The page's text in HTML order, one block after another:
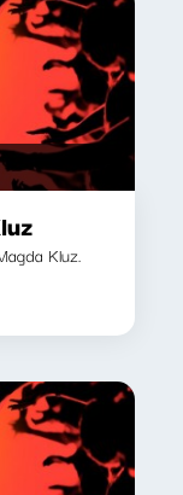
Kluz.